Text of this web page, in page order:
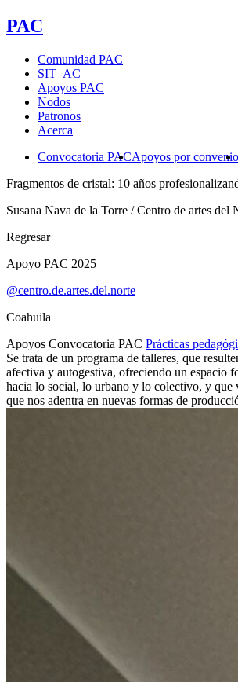
PAC
Comunidad PAC
SIT_AC
Apoyos PAC
Nodos
Patronos
Acerca
Convocatoria PACApoyos por convenio
Fragmentos de cristal: 10 años
Susana Nava de la Torre / Centro de artes del
Regresar
Apoyo PAC 2025
@centro.de.artes.del.norte
Coahuila
Apoyos Convocatoria PAC Prácticas
Se trata de un programa de talleres, que
afectiva y autogestiva, ofreciendo un espacio
hacia lo social, lo urbano y lo colectivo, y que
que nos adentra en nuevas formas de